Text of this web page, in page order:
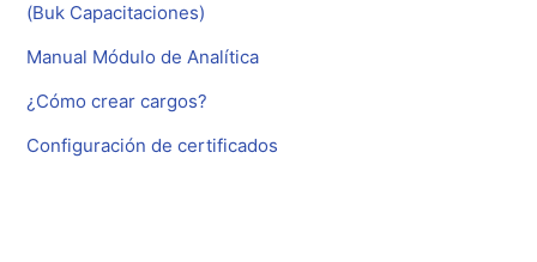
(Buk Capacitaciones)
Manual Módulo de Analítica
¿Cómo crear cargos?
Configuración de certificados